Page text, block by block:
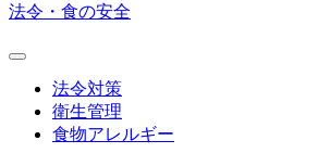
法令・食の安全
法令対策
衛生管理
食物アレルギー